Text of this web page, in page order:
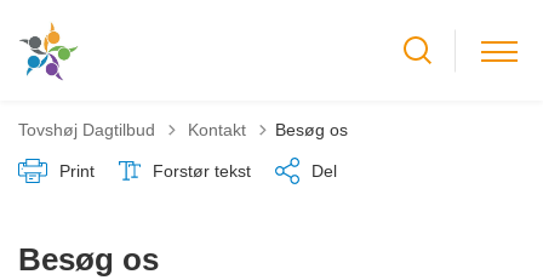
Tovshøj Dagtilbud Tilbage til
Kontakt Besøg os
Print Forstør tekst Del
Besøg os